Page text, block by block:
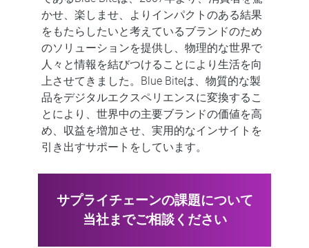
かせ、楽しませ、よりインパクトのある結果
をもたらしたいと考えているブランドのため
のソリューションを提供し、物理的な世界で
人々と情報を結びつけることにより生活を向
上させてきました。Blue Biteは、物質的な製
品をデジタルエクスペリエンスに変換するこ
とにより、世界中の主要ブランドの価値を高
め、収益を増加させ、実用的なインサイトを
引き出すサポートをしています。
サプライチェーンの課題について
当社までご相談ください